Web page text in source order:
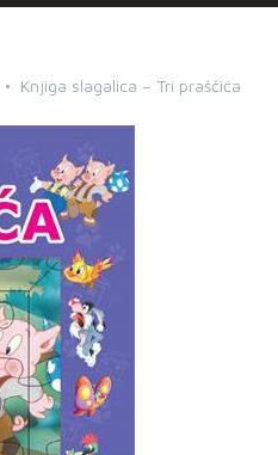
Knjiga slagalica – Tri praščića